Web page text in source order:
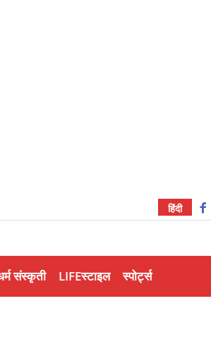
हिंदी
संस्कृती LIFEस्टाइल स्पोर्ट्स